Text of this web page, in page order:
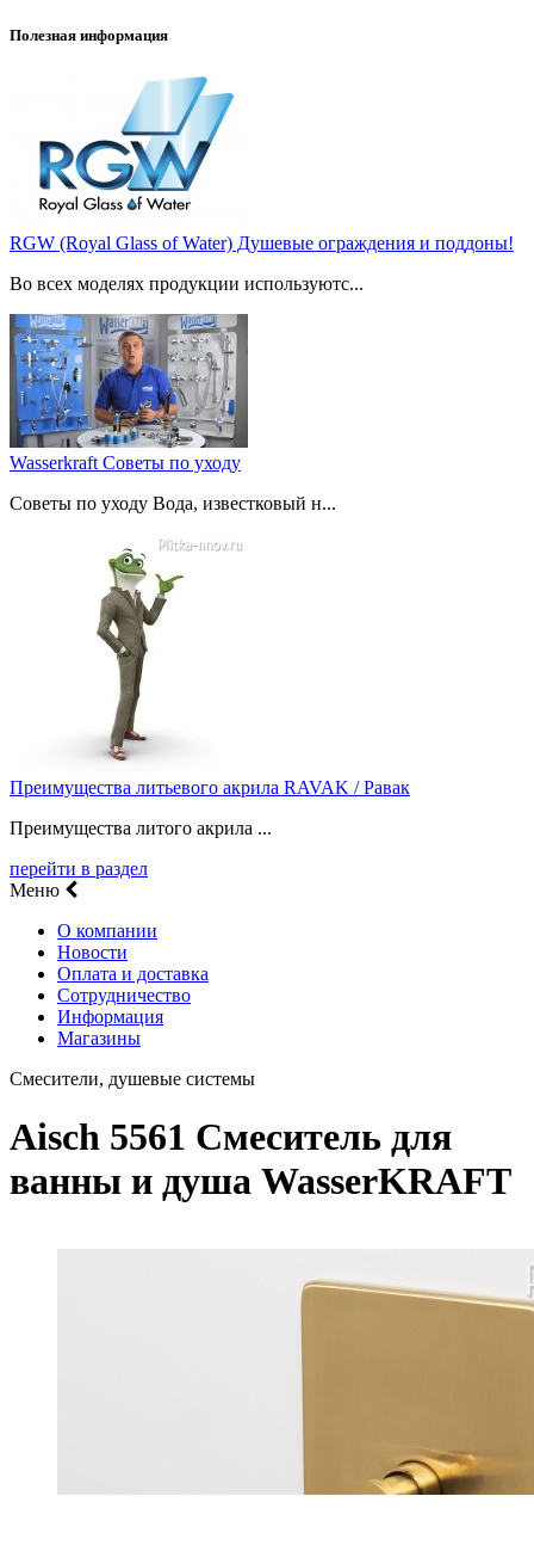
Полезная информация
RGW (Royal Glass of Water) Душевые ограждения и поддоны!
Во всех моделях продукции используютс...
Wasserkraft Советы по уходу
Советы по уходу Вода, известковый н...
Преимущества литьевого акрила RAVAK / Равак
Преимущества литого акрила ...
перейти в раздел
Меню
О компании
Новости
Оплата и доставка
Сотрудничество
Информация
Магазины
Смесители, душевые системы
Aisch 5561 Смеситель для
ванны и душа WasserKRAFT